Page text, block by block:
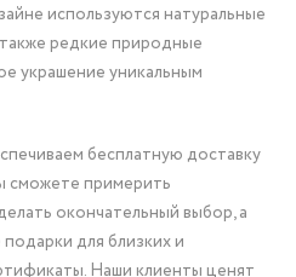
используются натуральные
редкие природные
украшение уникальным
бесплатную доставку
сможете примерить
окончательный выбор, а
для близких и
Наши клиенты ценят